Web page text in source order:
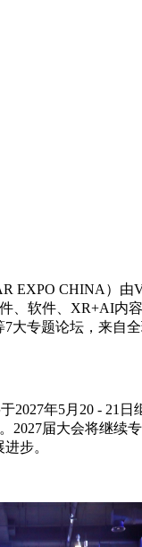
EXPO CHINA）
、软件、XR+AI内
大专题论坛，来自
2027年5月20 - 21
2027届大会将继续
步。